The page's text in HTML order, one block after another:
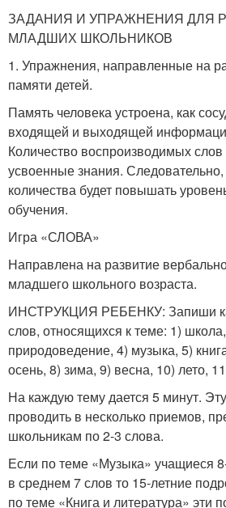
ЗАДАНИЯ И УПРАЖНЕНИЯ ДЛЯ
МЛАДШИХ ШКОЛЬНИКОВ
1. Упражнения, направленные на
памяти детей.
Память человека устроена, как
входящей и выходящей
Количество воспроизводимых
усвоенные знания.
количества будет повышать
обучения.
Игра «СЛОВА»
Направлена на развитие
младшего школьного возраста.
ИНСТРУКЦИЯ РЕБЕНКУ: Запиши
слов, относящихся к теме: 1)
природоведение, 4) музыка, 5)
осень, 8) зима, 9) весна, 10) лето,
На каждую тему дается 5 минут.
проводить в несколько приемов,
школьникам по 2-3 слова.
Если по теме «Музыка» учащиеся
в среднем 7 слов то 15-летние
по теме «Книга и литература» эти